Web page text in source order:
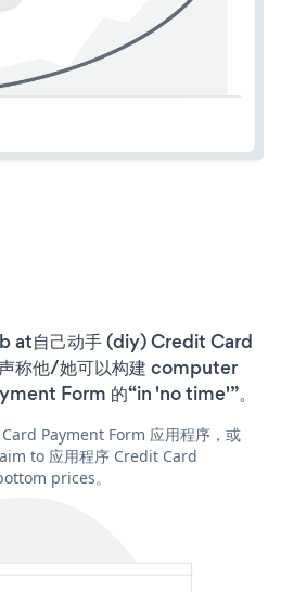
at自己动手 (diy) Credit Card
称他/她可以构建 computer
Form 的“in 'no time'”。
Payment Form 应用程序，或
to 应用程序 Credit Card
prices。